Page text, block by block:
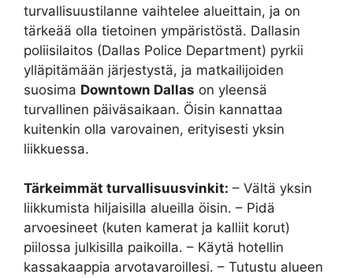
turvallisuustilanne vaihtelee alueittain, ja on
tärkeää olla tietoinen ympäristöstä. Dallasin
poliisilaitos (Dallas Police Department) pyrkii
ylläpitämään järjestystä, ja matkailijoiden
suosima Downtown Dallas on yleensä
turvallinen päiväsaikaan. Öisin kannattaa
kuitenkin olla varovainen, erityisesti yksin
liikkuessa.
Tärkeimmät turvallisuusvinkit: – Vältä yksin
liikkumista hiljaisilla alueilla öisin. – Pidä
arvoesineet (kuten kamerat ja kalliit korut)
piilossa julkisilla paikoilla. – Käytä hotellin
kassakaappia arvotavaroillesi. – Tutustu alueen